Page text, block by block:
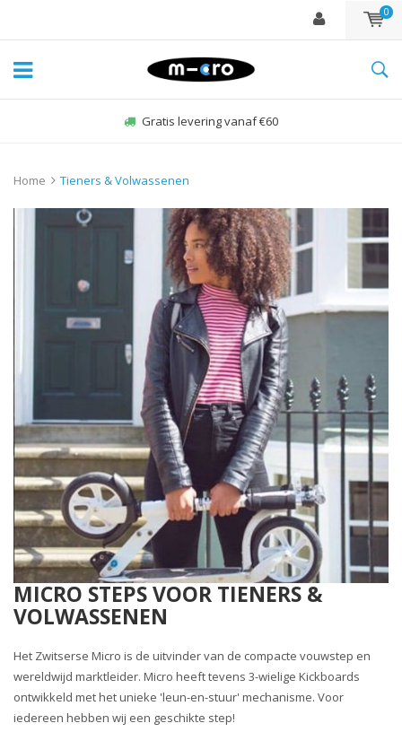
0
Gratis levering vanaf €60
Home Tieners & Volwassenen
MICRO STEPS VOOR TIENERS &
VOLWASSENEN
Het Zwitserse Micro is de uitvinder van de compacte vouwstep en
wereldwijd marktleider. Micro heeft tevens 3-wielige Kickboards
ontwikkeld met het unieke 'leun-en-stuur' mechanisme. Voor
iedereen hebben wij een geschikte step!